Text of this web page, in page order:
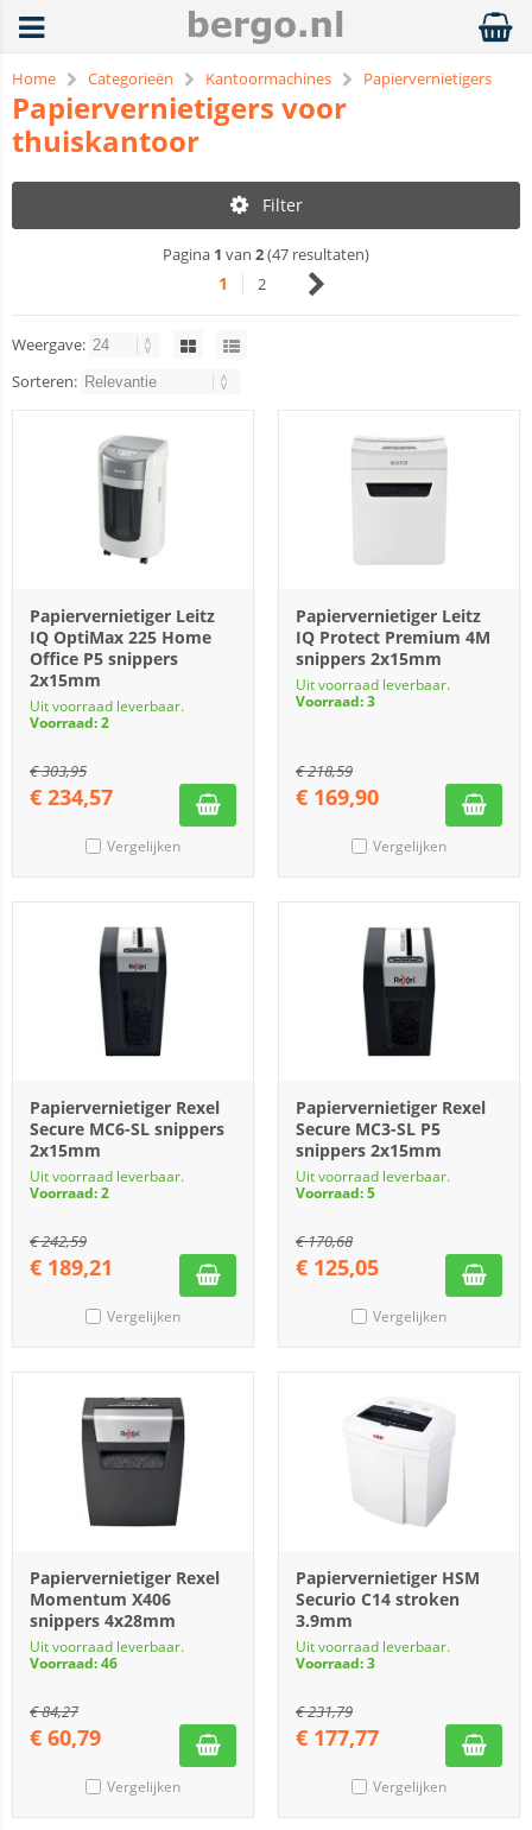
Home Categorieën Kantoormachines Papiervernietigers
Papiervernietigers voor
thuiskantoor
Filter
Pagina 1 van 2(47 resultaten)
1 2
Weergave:
Sorteren:
Papiervernietiger Leitz
IQ OptiMax 225 Home
Office P5 snippers
2x15mm
Uit voorraad leverbaar.
Voorraad: 2
€303,95
€ 234,57
Vergelijken
Papiervernietiger Leitz
IQ Protect Premium 4M
snippers 2x15mm
Uit voorraad leverbaar.
Voorraad: 3
€218,59
€ 169,90
Vergelijken
Papiervernietiger Rexel
Secure MC6-SL snippers
2x15mm
Uit voorraad leverbaar.
Voorraad: 2
€242,59
€ 189,21
Vergelijken
Papiervernietiger Rexel
Secure MC3-SL P5
snippers 2x15mm
Uit voorraad leverbaar.
Voorraad: 5
€170,68
€ 125,05
Vergelijken
Papiervernietiger Rexel
Momentum X406
snippers 4x28mm
Uit voorraad leverbaar.
Voorraad: 46
€84,27
€ 60,79
Vergelijken
Papiervernietiger HSM
Securio C14 stroken
3.9mm
Uit voorraad leverbaar.
Voorraad: 3
€231,79
€ 177,77
Vergelijken